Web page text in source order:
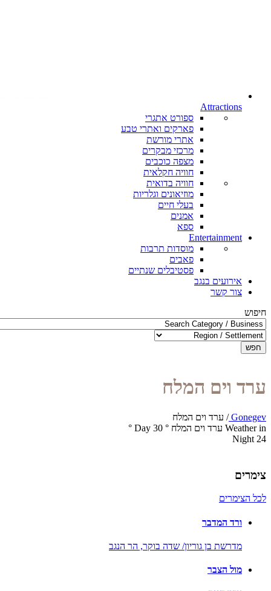
Attractions
ספורט אתגרי
פארקים ואתרי טבע
אתרי מורשת
מרכזי מבקרים
מצפה כוכבים
חוויה חקלאית
חוויה בדואית
מוזיאונים וגלריות
בעלי חיים
אמנים
ספא
Entertainment
מוסדות תרבות
פאבים
פסטיבלים שנתיים
אירועים בנגב
צור קשר
חיפוש
חפש
ערד וים המלח
Gonegev
/ ערד וים המלח
Weather in ערד וים המלח
°
30
Day
°
24
Night
צימרים
לכל הצימרים
ורד המדבר
מדרשת בן גוריון/ שדה בוקר, הר הנגב
מול הצבר